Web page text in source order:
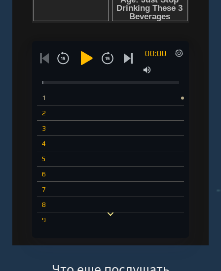
00:00
1
2
3
4
5
6
7
8
9